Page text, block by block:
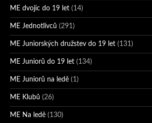
ME dvojic do 19 let (14)
ME Jednotlivců (291)
ME Juniorských družstev do 19 let (131)
ME Juniorů do 19 let (134)
ME Juniorů na ledě (1)
ME Klubů (26)
ME Na ledě (130)